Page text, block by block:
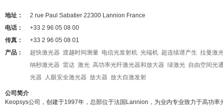
地址：
2 rue Paul Sabatier 22300 Lannion France
电话：
+33 2 96 05 08 00
传真：
+33 2 96 05 08 01
产品：
超快激光器 渡越时间测量 电信光发射机 光端机 超连续谱产生 拉曼激
纳秒激光器 雷达 激光 高功率光纤激光器和放大器 绿激光 自由空间光
光器
人眼安全激光器 放大器 放大自激发射
公司简介
Keopsys公司，创建于1997年，总部位于法国Lannion，为业内专业致力于高功